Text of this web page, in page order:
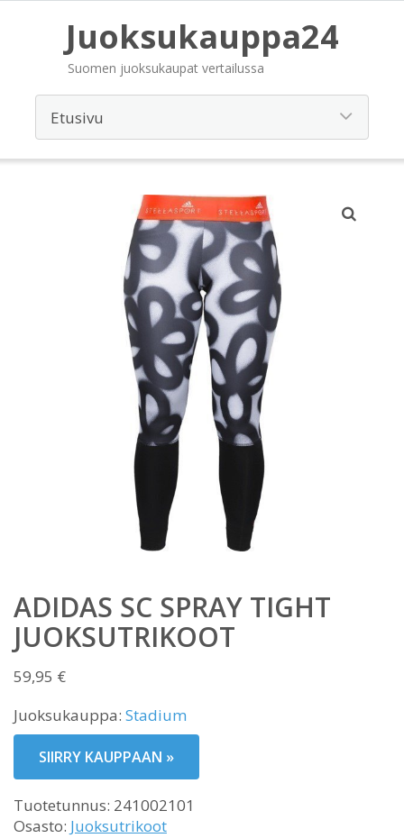
Juoksukauppa24
Suomen juoksukaupat vertailussa
ADIDAS SC SPRAY TIGHT
JUOKSUTRIKOOT
59,95 €
Juoksukauppa: Stadium
SIIRRY KAUPPAAN »
Tuotetunnus: 241002101
Osasto: Juoksutrikoot